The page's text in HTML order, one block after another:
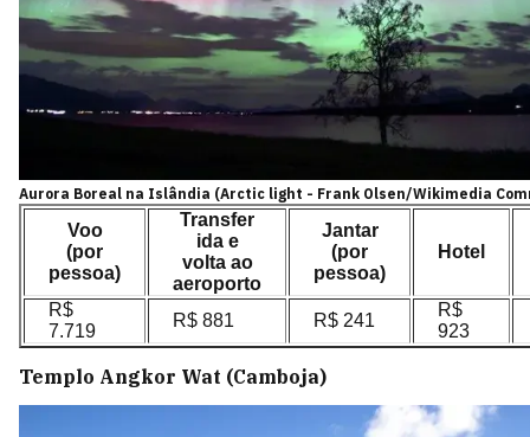
Aurora Boreal na Islândia (Arctic light - Frank Olsen/Wikimedia
Voo
(por
pessoa)
Transfer
ida e
volta ao
aeroporto
Jantar
(por
pessoa)
Hotel
R$
7.719
R$ 881 R$ 241
R$
923
Templo Angkor Wat (Camboja)